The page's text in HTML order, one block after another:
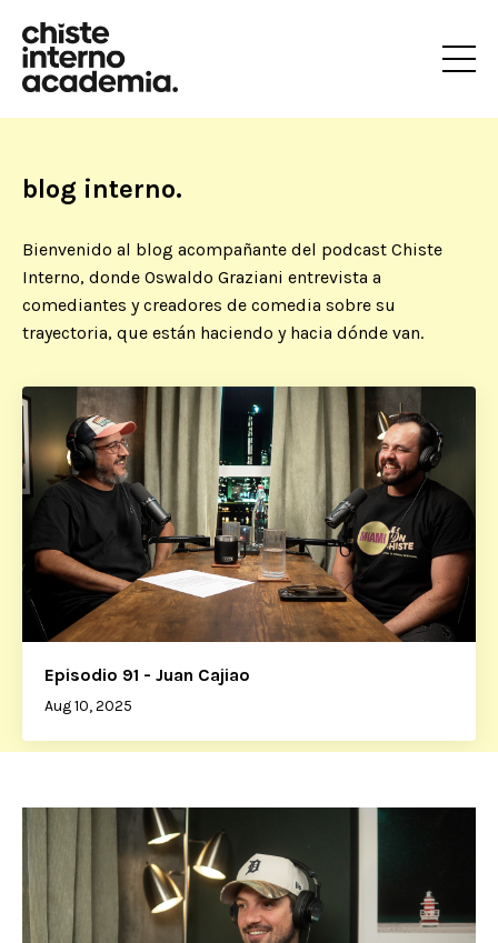
blog interno.
Bienvenido al blog acompañante del podcast Chiste
Interno, donde Oswaldo Graziani entrevista a
comediantes y creadores de comedia sobre su
trayectoria, que están haciendo y hacia dónde van.
Episodio 91 - Juan Cajiao
Aug 10, 2025